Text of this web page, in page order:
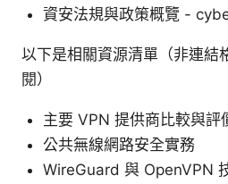
資安法規與政策概覽 -
以下是相關資源清單（非連結
閱）
主要 VPN 提供商比較與評
公共無線網路安全實務
WireGuard 與 OpenVPN